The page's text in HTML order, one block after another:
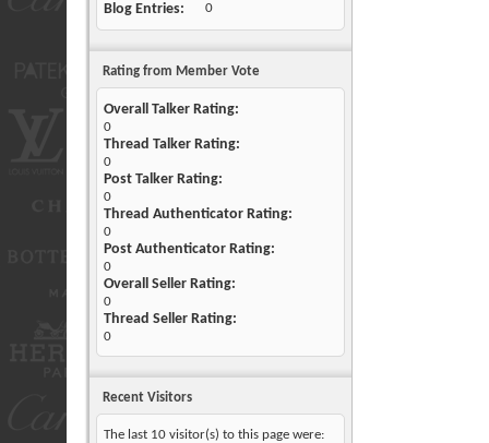
Blog Entries 0
Rating from Member Vote
Overall Talker Rating:
0
Thread Talker Rating:
0
Post Talker Rating:
0
Thread Authenticator Rating:
0
Post Authenticator Rating:
0
Overall Seller Rating:
0
Thread Seller Rating:
0
Recent Visitors
The last 10 visitor(s) to this page were: